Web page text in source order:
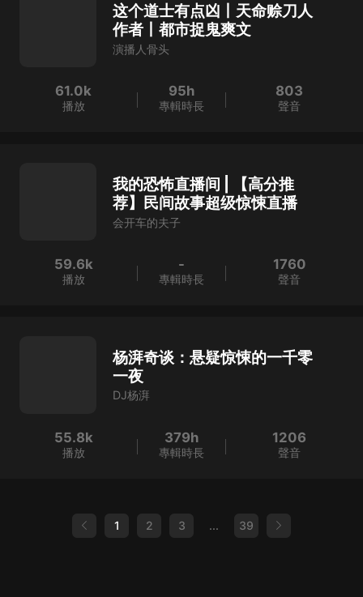
这个道士有点凶丨天命赊刀人
作者丨都市捉鬼爽文
演播人骨头
61.0k
播放
95h
專輯時長
803
聲音
我的恐怖直播间 | 【高分推
荐】民间故事超级惊悚直播
会开车的夫子
59.6k
播放
-
專輯時長
1760
聲音
杨湃奇谈：悬疑惊悚的一千零
一夜
DJ杨湃
55.8k
播放
379h
專輯時長
1206
聲音
1 2 3 ... 39